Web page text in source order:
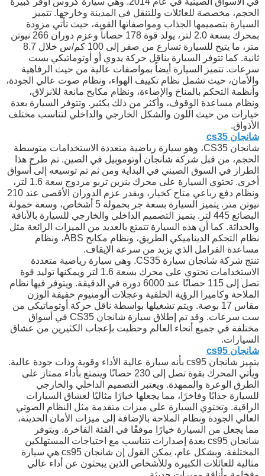
الحجم، مخصصة للعائلات وللتنقل في المدينة وخارجها. تتميز
السيارة بتصميمها الجذاب ومواصفاتها القوية، حيث تأتي مزودة
بمحرك بسعة 2.0 لتر، يولد قوة 178 حصاناً وعزم دوران 266 نيوتن
متر، ما يتيح للسيارة تسارع من صفر إلى 100 كم/س خلال 8.7
ثانية. كما تتوفر السيارة بناقل حركة يدوي أو أوتوماتيكي بست
سرعات. تتميز السيارة أيضاً بمواصفات عالية من حيث الرفاهية
والأمان، حيث تشمل نظام تكييف الهواء، ونظام صوت عالي الجودة،
وأنظمة التحكم بالمناخ والإضاءة، ونظام مكابح مانعة للانزلاق،
ونظام مساعدة الوقوف، وأكثر من ذلك بكثير. وتتوفر السيارة بعدة
خيارات من حيث اللون والشكل الخارجي والداخلي لتناسب مختلف
الأذواق.
شانجان cs35
شانجان CS35، وهو سيارة رياضية متعددة الاستخدامات متوسطة
الحجم، من قبل شركة شانجان أوتوموبيل في الصين. تم طرح هذا
الطراز في السوق الصيني في البداية ومن ثم تم توسيعه إلى أسواق
أخرى. تحتوي السيارة على محرك بنزين تربو مزدوج سعة 1.6 لتر،
ونظام دفع رباعي متاح كخيار، ويقدر عزم الدوران الأقصى عند 210
نيوتن متر. يتميز السيارة بسعة جر بحمولة 5 أشخاص، وسعة حمولة
البضائع 445 لتر. يتميز التصميم الداخلي والخارجي للسيارة بالأناقة
والحداثة. كما أن هذه السيارة تتمتع بالعديد من الميزات الرائعة مثل
نظام التحكم الديناميكي الطريق، ونظام مكابح ABS، ونظام
مساعدة الفرامل الذي يزيد من سرعة الإيقاف.
تنتج شركة شانجان سيارة CS35. وهي سيارة رياضية متعددة
الاستخدامات تحتوي على محرك بسعة 1.6 لتر ويمكنها توليد قوة
تصل إلى 115 حصانًا عند 6000 دورة في الدقيقة. ويتوفر فيها نظام
الملاحة وكاميرا الرؤية الخلفية وعجلات ألومنيوم خفيفة الوزن
مقاس 17 بوصة. ويتم تشغيلها بواسطة ناقل حركة أوتوماتيكي من
ست سرعات. وقد تم إطلاق سيارة شانجان CS35 في أسواق
مختلفة في جميع أنحاء العالم وحظيت بإعجاب الكثيرين من عشاق
السيارات.
شانجان cs95
يتميز شانجان cs95 بأنه سيارة عالية الأداء وقوية وذات جودة عالية.
ويأتي المحرك بقوة تصل إلى 230 حصانًا ويتمتع بأداء ممتاز على
الطرق الوعرة والممهدة. ويعتبر التصميم الداخلي والخارجي
للسيارة جذابًا وفاخرًا، مما يجعلها خيارًا مثاليًا لعشاق السيارات
الراقية. وتحتوي السيارة على ميزات متقدمة مثل النظام الصوتي
العالي الجودة ونظام الملاحة بالإضافة إلى ميزات الأمان الحديثة،
مما يجعل من السيارة خيارًا موفقًا في الفئة الفاخرة. ويتوفر
شانجان cs95 بعدة إصدارات تتناسب مع احتياجات المستهلكين
المختلفة. وبشكل عام، يمكن القول إن شانجان cs95 هي سيارة
مثالية للعائلات الكبيرة وللأشخاص الذين يبحثون عن أداء عالي